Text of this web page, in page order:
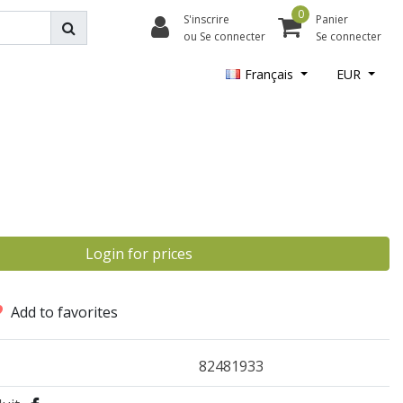
S'inscrire
ou Se connecter
0
Panier
Se connecter
Français EUR
Login for prices
Add to favorites
82481933